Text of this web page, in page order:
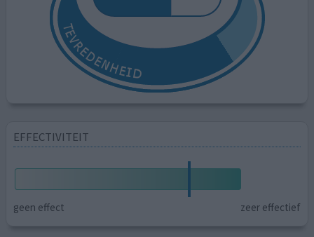
EFFECTIVITEIT
geen effect zeer effectief